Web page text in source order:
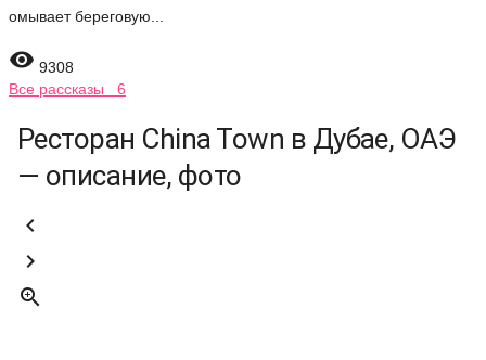
омывает береговую...
 9308
Все рассказы 6
Ресторан China Town в Дубае, ОАЭ
— описание, фото


